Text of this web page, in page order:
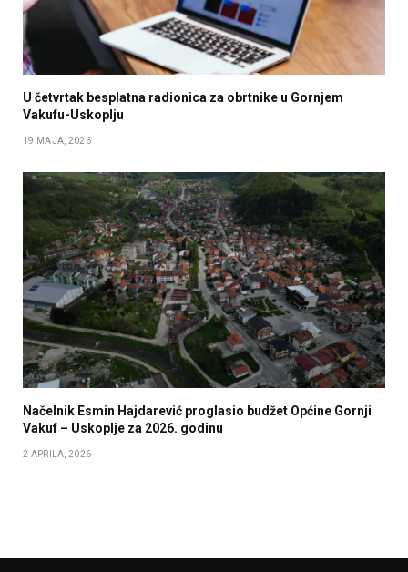
U četvrtak besplatna radionica za obrtnike u Gornjem
Vakufu-Uskoplju
19 MAJA, 2026
Načelnik Esmin Hajdarević proglasio budžet Općine Gornji
Vakuf – Uskoplje za 2026. godinu
2 APRILA, 2026